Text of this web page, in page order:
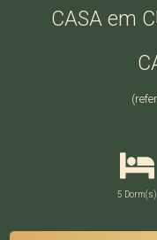
CASA em
5 Dorm(s)